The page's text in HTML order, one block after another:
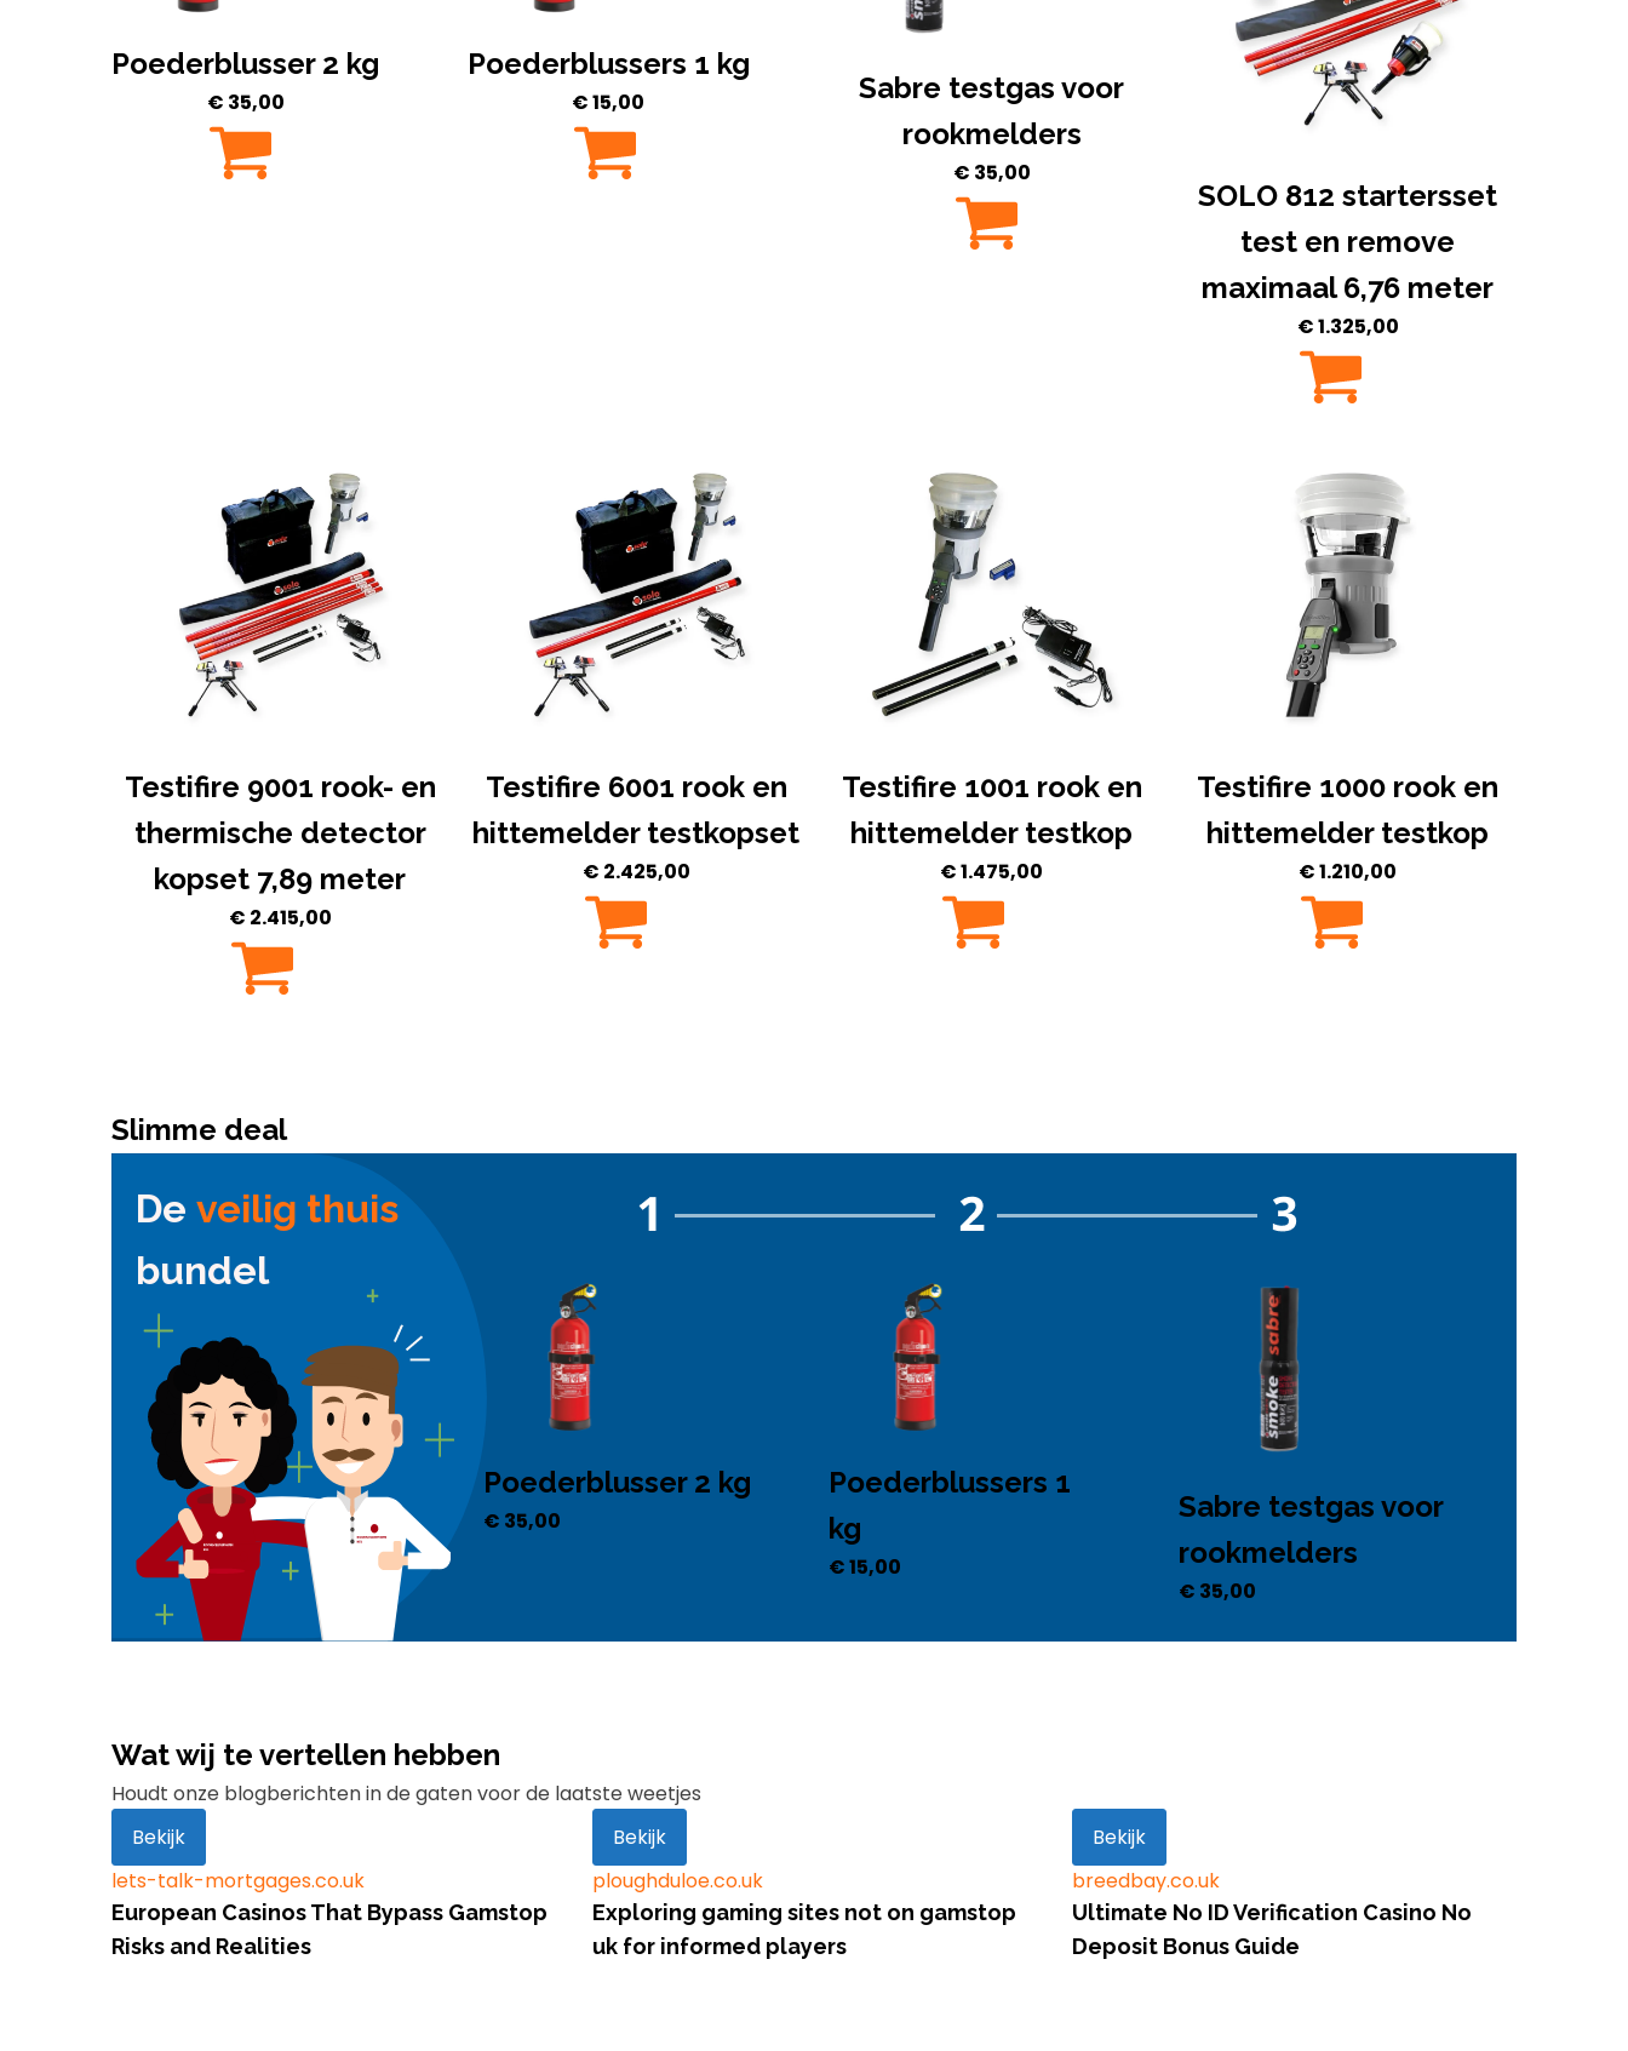
Poederblusser 2 kg
€ 35,00
Poederblussers 1 kg
€15,00
Sabre testgas voor
rookmelders
€ 35,00
SOLO 812 startersset
test en remove
maximaal 6,76 meter
€1.325,00
Testifire 9001 rook- en
thermische detector
kopset 7,89 meter
€ 2.415,00
Testifire 6001 rook en
hittemelder testkopset
€ 2.425,00
Testifire 1001 rook en
hittemelder testkop
€1.475,00
Testifire 1000 rook en
hittemelder testkop
€1.210,00
Slimme deal
De veilig thuis
bundel
Poederblusser 2 kg
€ 35,00
Poederblussers 1
kg
€15,00
Sabre testgas voor
rookmelders
€ 35,00
Wat wij te vertellen hebben
Houdt onze blogberichten in de gaten voor de laatste weetjes
Bekijk
lets-talk-mortgages.co.uk
European Casinos That Bypass Gamstop
Risks and Realities
Bekijk
ploughduloe.co.uk
Exploring gaming sites not on gamstop
uk for informed players
Bekijk
breedbay.co.uk
Ultimate No ID Verification Casino No
Deposit Bonus Guide